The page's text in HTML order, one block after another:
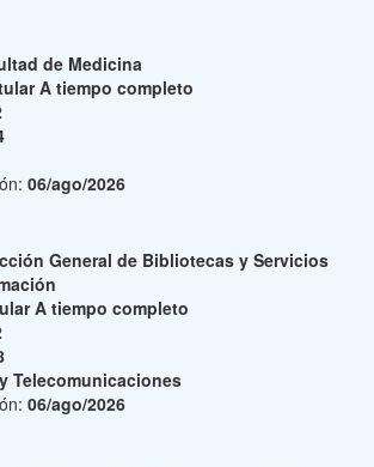
de Medicina
A tiempo completo
06/ago/2026
General de Bibliotecas y Servicios
A tiempo completo
Telecomunicaciones
06/ago/2026